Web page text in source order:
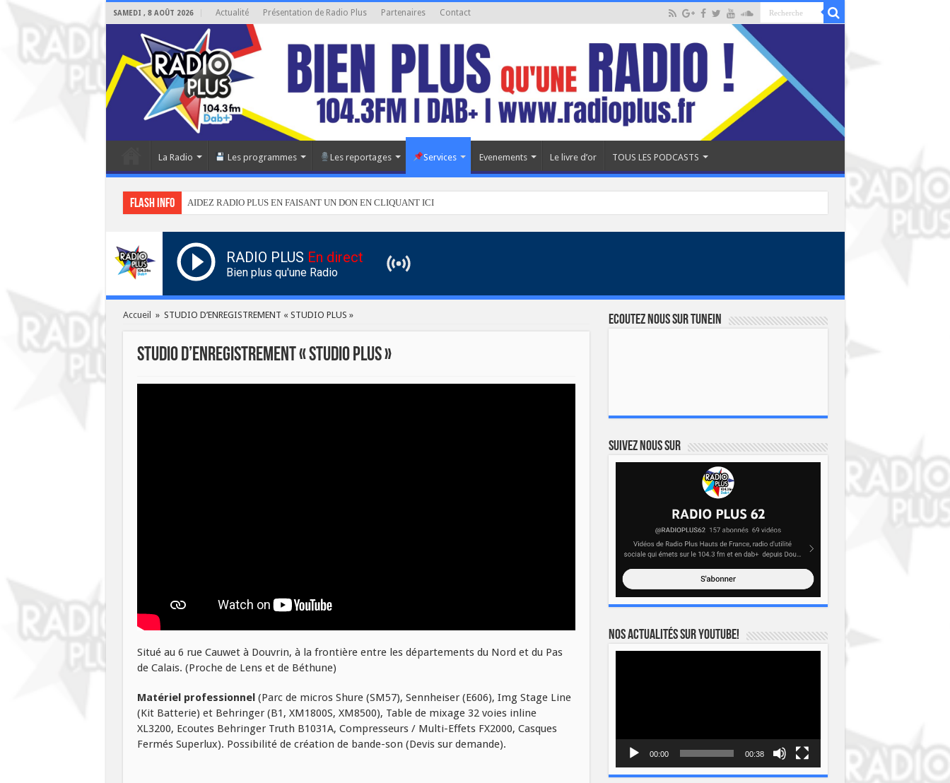
SAMEDI , 8 AOÛT 2026 Actualité Présentation de Radio Plus Partenaires Contact
La Radio Les programmes Les reportages Services Evenements Le livre d’or TOUS LES PODCASTS
Flash info AIDEZ RADIO PLUS EN FAISANT UN DON EN CLIQUANT ICI
RADIO PLUS En direct
Bien plus qu'une Radio
Accueil » STUDIO D’ENREGISTREMENT « STUDIO PLUS »
STUDIO D’ENREGISTREMENT « STUDIO PLUS »
Situé au 6 rue Cauwet à Douvrin, à la frontière entre les départements du Nord et du Pas
de Calais. (Proche de Lens et de Béthune)
Matériel professionnel (Parc de micros Shure (SM57), Sennheiser (E606), Img Stage Line
(Kit Batterie) et Behringer (B1, XM1800S, XM8500), Table de mixage 32 voies inline
XL3200, Ecoutes Behringer Truth B1031A, Compresseurs / Multi-Effets FX2000, Casques
Fermés Superlux). Possibilité de création de bande-son (Devis sur demande).
Ecoutez nous sur TuneIn
Suivez nous sur
Nos actualités sur YOUTUBE!
00:00 00:38